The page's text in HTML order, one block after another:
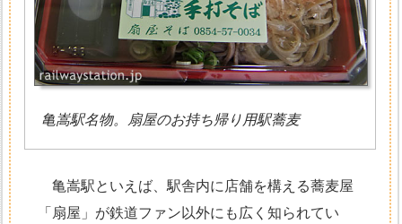
亀嵩駅名物。扇屋のお持ち帰り用駅蕎麦
亀嵩駅といえば、駅舎内に店舗を構える蕎麦屋
「扇屋」が鉄道ファン以外にも広く知られてい